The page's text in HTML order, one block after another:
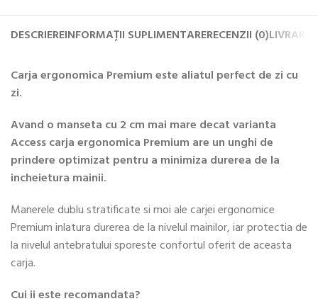
DESCRIEREINFORMAȚII SUPLIMENTARERECENZII (0)LIVRARE
Carja ergonomica Premium este aliatul perfect de zi cu
zi.
Avand o manseta cu 2 cm mai mare decat varianta
Access carja ergonomica Premium are un unghi de
prindere optimizat pentru a minimiza durerea de la
incheietura mainii.
Manerele dublu stratificate si moi ale carjei ergonomice
Premium inlatura durerea de la nivelul mainilor, iar protectia de
la nivelul antebratului sporeste confortul oferit de aceasta
carja.
Cui ii este recomandata?